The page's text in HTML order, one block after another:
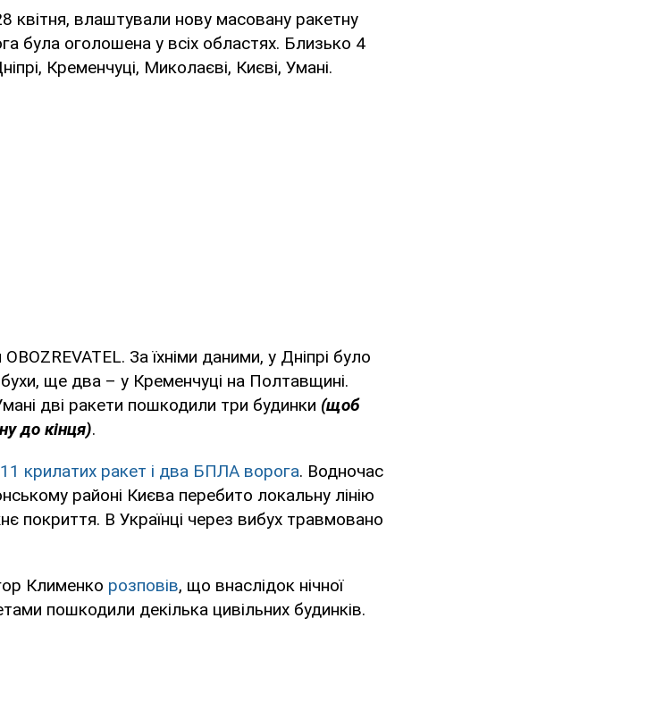
квітня, влаштували нову масовану ракетну
була оголошена у всіх областях. Близько 4
Кременчуці, Миколаєві, Києві, Умані.
За їхніми даними, у Дніпрі було
ще два – у Кременчуці на Полтавщині.
дві ракети пошкодили три будинки (щоб
до кінця).
крилатих ракет і два БПЛА ворога. Водночас
районі Києва перебито локальну лінію
покриття. В Українці через вибух травмовано
Клименко розповів, що внаслідок нічної
пошкодили декілька цивільних будинків.